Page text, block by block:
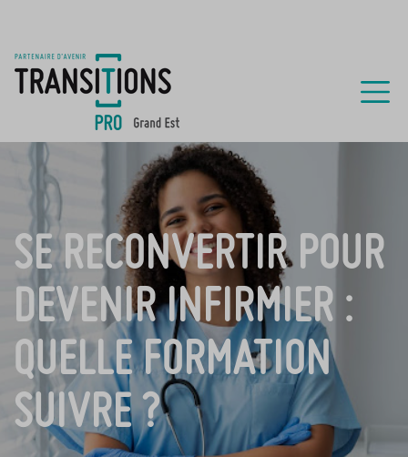
SE RECONVERTIR POUR
DEVENIR INFIRMIER :
QUELLE FORMATION
SUIVRE ?